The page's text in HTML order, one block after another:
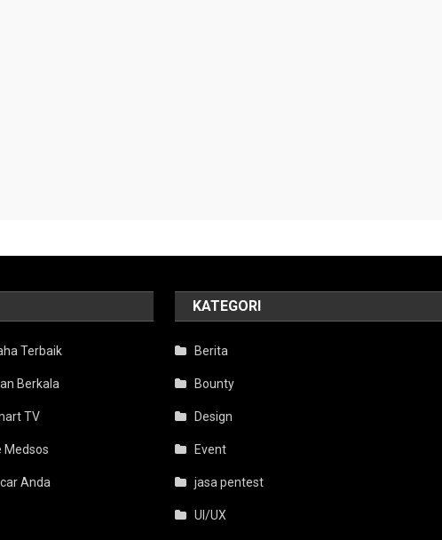
Terbaik
Berkala
TV
Medsos
Anda
KATEGORI
Berita
Bounty
Design
Event
jasa pentest
UI/UX